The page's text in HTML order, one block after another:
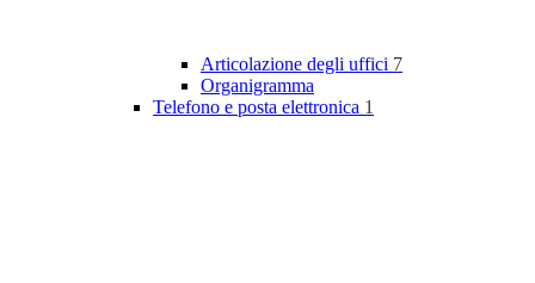
Articolazione degli uffici 7
Organigramma
Telefono e posta elettronica 1